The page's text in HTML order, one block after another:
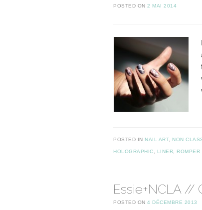
POSTED ON 2 MAI 2014
POSTED IN NAIL ART, NON
HOLOGRAPHIC, LINER, ROMPER
Essie+NCLA //
POSTED ON 4 DÉCEMBRE 2013